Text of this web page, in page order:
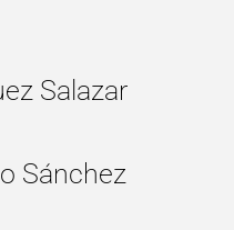
Salazar
Sánchez